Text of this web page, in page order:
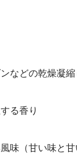
などの乾燥凝
る香り
味（甘い味と